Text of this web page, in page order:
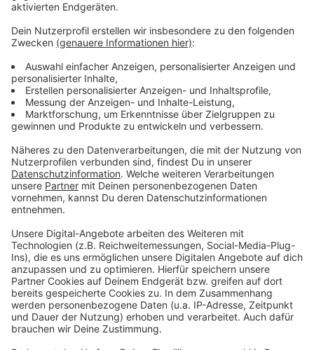
Moskauer Straße in Oberbilk, wo sich Fassadenteile an
Höhenretter zum Einsatz. Mit dem Abklingen des
Sturms am Abend ging auch die Zahl der Einsätze
zurück, berichtet die Feuerwehr. Probleme gab es
gestern auch bei derRheinbahn. Aufgrund von
unterbrochen werden, was zu Umleitungen und
Verspätungen führte.
Anzeige
Weitere Infos und Links zum Thema:
Anzeige
So hatten wir gestern (6. Januar 2025) vor dem Sturm
berichtet